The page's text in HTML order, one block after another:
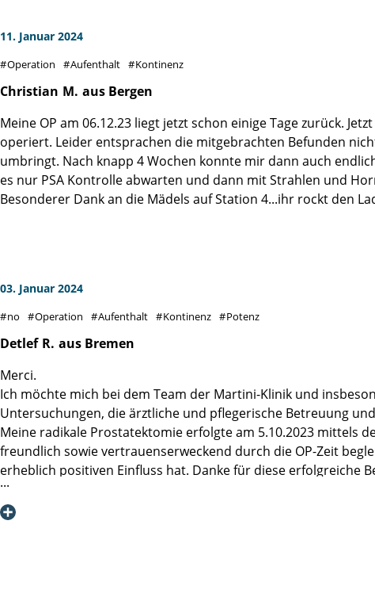
11. Januar 2024
Operation Aufenthalt Kontinenz
Christian M. aus Bergen
Meine OP am 06.12.23 liegt jetzt schon einige Tage zurück.
operiert. Leider entsprachen die mitgebrachten Befunden
umbringt. Nach knapp 4 Wochen konnte mir dann auch
es nur PSA Kontrolle abwarten und dann mit Strahlen und
Besonderer Dank an die Mädels auf Station 4...ihr rockt den
03. Januar 2024
no Operation Aufenthalt Kontinenz Potenz
Detlef R. aus Bremen
Merci.
Ich möchte mich bei dem Team der Martini-Klinik und
Untersuchungen, die ärztliche und pflegerische Betreuung
Meine radikale Prostatektomie erfolgte am 5.10.2023 mittels
freundlich sowie vertrauenserweckend durch die OP-Zeit
erheblich positiven Einfluss hat. Danke für diese erfolgreiche
Eine Anschlussheilbehandlung in der Hamm-Klinik in SPO
mindestens 95 % Gesundheit angelangt zu sein.